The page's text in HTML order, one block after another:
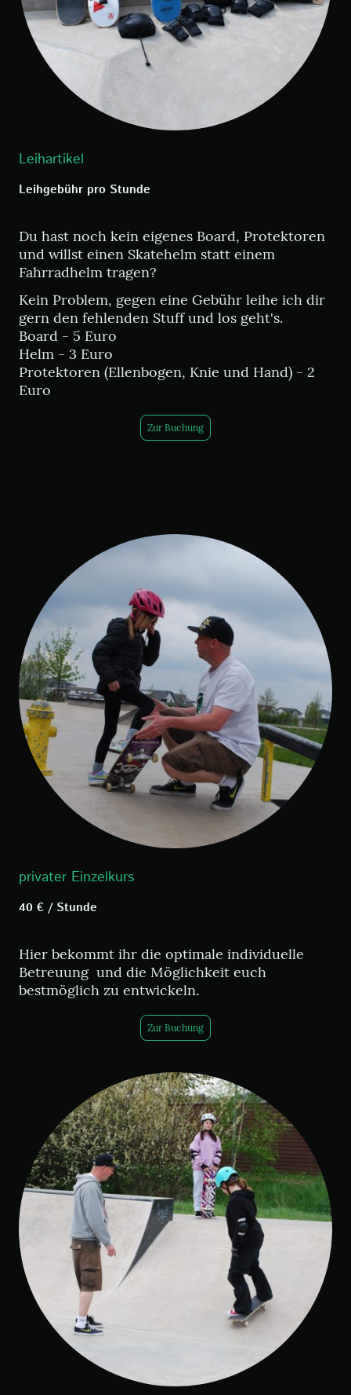
Leihartikel
Leihgebühr pro Stunde
Du hast noch kein eigenes Board, Protektoren
und willst einen Skatehelm statt einem
Fahrradhelm tragen?
Kein Problem, gegen eine Gebühr leihe ich dir
gern den fehlenden Stuff und los geht's.
Board - 5 Euro
Helm - 3 Euro
Protektoren (Ellenbogen, Knie und Hand) - 2
Euro
Zur Buchung
privater Einzelkurs
40 € / Stunde
Hier bekommt ihr die optimale individuelle
Betreuung und die Möglichkeit euch
bestmöglich zu entwickeln.
Zur Buchung